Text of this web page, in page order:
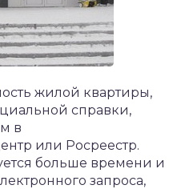
жилой квартиры,
справки,
в
или Росреестр.
больше времени и
запроса,